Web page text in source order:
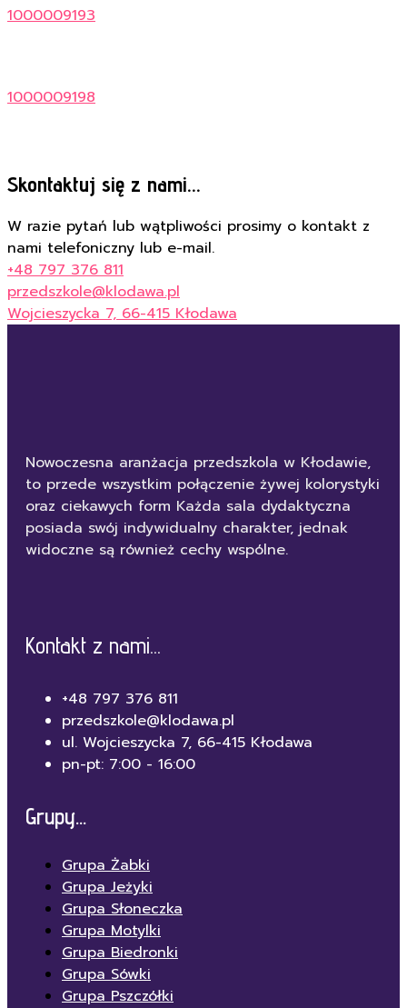
1000009193
1000009198
Skontaktuj się z nami...
W razie pytań lub wątpliwości prosimy o kontakt z
nami telefoniczny lub e-mail.
+48 797 376 811
przedszkole@klodawa.pl
Wojcieszycka 7, 66-415 Kłodawa
Nowoczesna aranżacja przedszkola w Kłodawie,
to przede wszystkim połączenie żywej kolorystyki
oraz ciekawych form Każda sala dydaktyczna
posiada swój indywidualny charakter, jednak
widoczne są również cechy wspólne.
Kontakt z nami...
+48 797 376 811
przedszkole@klodawa.pl
ul. Wojcieszycka 7, 66-415 Kłodawa
pn-pt: 7:00 - 16:00
Grupy...
Grupa Żabki
Grupa Jeżyki
Grupa Słoneczka
Grupa Motylki
Grupa Biedronki
Grupa Sówki
Grupa Pszczółki